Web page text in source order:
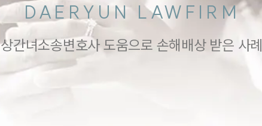
DAERYUN LAWFIRM
상간녀소송변호사 도움으로 손해배상 받은 사례